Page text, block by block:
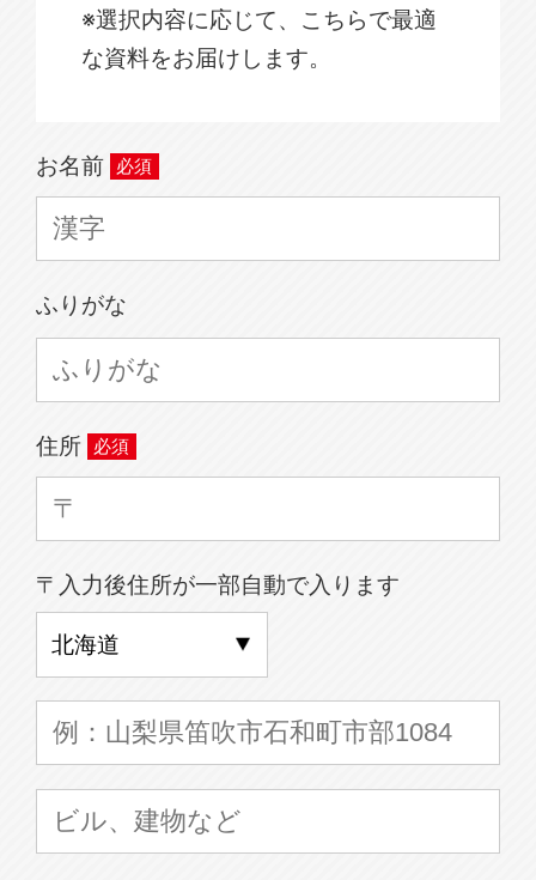
※選択内容に応じて、こちらで最適
な資料をお届けします。
お名前
ふりがな
住所
〒入力後住所が一部自動で入ります